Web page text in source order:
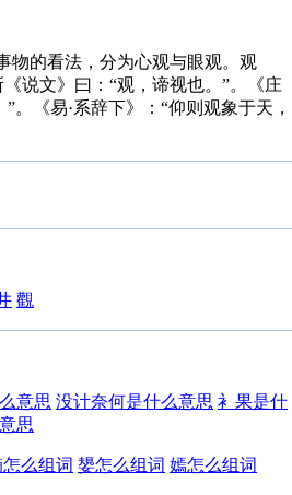
物的看法，分为心观与眼观。观
说文》曰：“观，谛视也。”。《庄
。《易·系辞下》：“仰则观象于天，
觀
意思 没计奈何是什么意思 衤果是什
思
么组词 嫢怎么组词 嫣怎么组词